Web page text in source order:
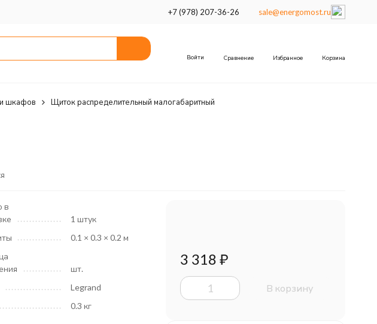
+7 (978) 207-36-26 sale@energomost.ru
Войти Сравнение Избранное Корзина
шкафов
Щиток распределительный малогабаритный
в
1 штук
0.1 × 0.3 × 0.2 м
шт.
Legrand
0.3 кг
3 318 ₽
В корзину